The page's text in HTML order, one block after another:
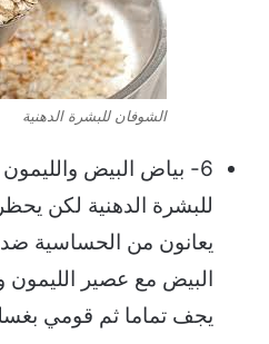
الشوفان للبشرة الدهنية
6- بياض البيض
للبشرة الدهنية لكن
يعانون من الحساسية
البيض مع عصير
يجف تماما ثم قومي